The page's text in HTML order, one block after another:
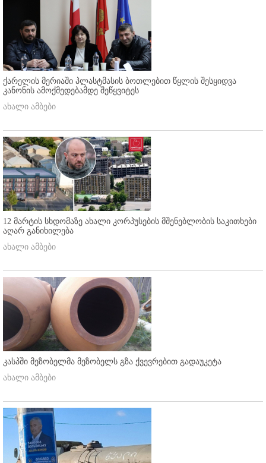
ქარელის მერიაში პლასტმასის ბოთლებით წყლის შესყიდვა
კანონის ამოქმედებამდე შეწყვიტეს
ახალი ამბები
12 მარტის სხდომაზე ახალი კორპუსების მშენებლობის საკითხები
აღარ განიხილება
ახალი ამბები
კასპში მეზობელმა მეზობელს გზა ქვევრებით გადაუკეტა
ახალი ამბები